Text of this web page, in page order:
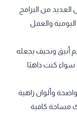
من البرامج
والعمل
أنيق ونحيف يجعله
سواء كنت ذاهبًا
وألوان زاهية
مساحة كافية